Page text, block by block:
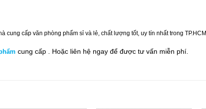
cung cấp văn phòng phẩm sỉ và lẻ, chất lượng tốt, uy tín nhất trong
cung cấp . Hoặc liên hệ ngay để được tư vấn miễn phí.